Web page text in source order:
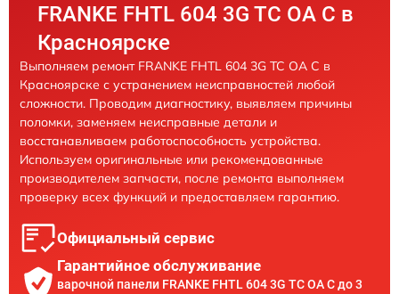
FRANKE FHTL 604 3G TC OA C в
Красноярске
Выполняем ремонт FRANKE FHTL 604 3G TC OA C в
Красноярске с устранением неисправностей любой
сложности. Проводим диагностику, выявляем причины
поломки, заменяем неисправные детали и
восстанавливаем работоспособность устройства.
Используем оригинальные или рекомендованные
производителем запчасти, после ремонта выполняем
проверку всех функций и предоставляем гарантию.
Официальный сервис
Гарантийное обслуживание
варочной панели FRANKE FHTL 604 3G TC OA C до 3